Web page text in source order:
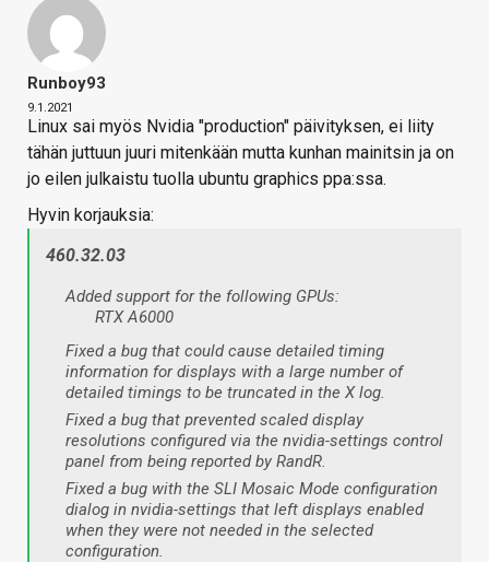
Runboy93
9.1.2021
Linux sai myös Nvidia "production" päivityksen, ei liity
tähän juttuun juuri mitenkään mutta kunhan mainitsin ja on
jo eilen julkaistu tuolla ubuntu graphics ppa:ssa.
Hyvin korjauksia:
460.32.03
Added support for the following GPUs:
RTX A6000
Fixed a bug that could cause detailed timing
information for displays with a large number of
detailed timings to be truncated in the X log.
Fixed a bug that prevented scaled display
resolutions configured via the nvidia-settings control
panel from being reported by RandR.
Fixed a bug with the SLI Mosaic Mode configuration
dialog in nvidia-settings that left displays enabled
when they were not needed in the selected
configuration.